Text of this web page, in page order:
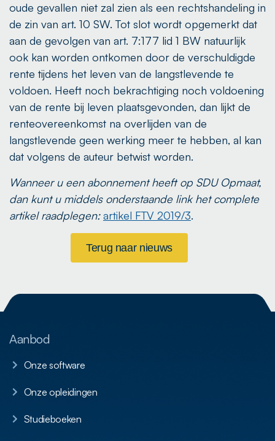
oude gevallen niet zal zien als een rechtshandeling in
de zin van art. 10 SW. Tot slot wordt opgemerkt dat
aan de gevolgen van art. 7:177 lid 1 BW natuurlijk
ook kan worden ontkomen door de verschuldigde
rente tijdens het leven van de langstlevende te
voldoen. Heeft noch bekrachtiging noch voldoening
van de rente bij leven plaatsgevonden, dan lijkt de
renteovereenkomst na overlijden van de
langstlevende geen werking meer te hebben, al kan
dat volgens de auteur betwist worden.
Wanneer u een abonnement heeft op SDU Opmaat,
dan kunt u middels onderstaande link het complete
artikel raadplegen:artikel FTV 2019/3.
Terug naar nieuws
Aanbod
Onze software
Onze opleidingen
Studieboeken